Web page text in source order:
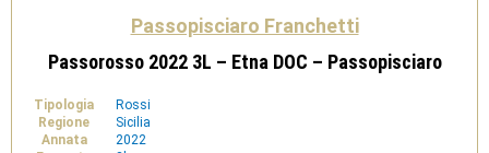
Passopisciaro Franchetti
Passorosso 2022 3L – Etna DOC – Passopisciaro
Tipologia
Rossi
Regione
Sicilia
Annata
2022